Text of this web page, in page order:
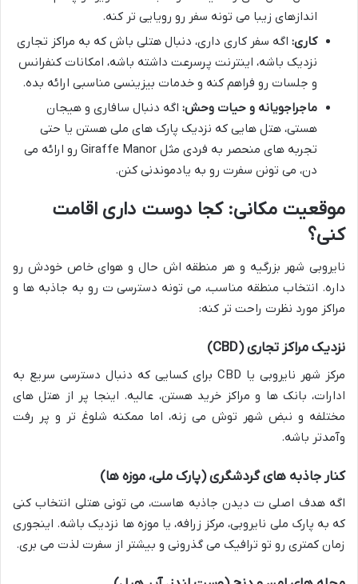
اندازهای زیبا می تونه سفر رو رویایی تر کنه.
کاری: اگه سفر کاری داری، دنبال هتلی باش که به مراکز تجاری
نزدیک باشه، اینترنت پرسرعت داشته باشه، امکانات کنفرانس
و جلسات رو فراهم کنه و خدمات بیزینسی مناسبی ارائه بده.
ماجراجویانه و حیات وحش: اگه دنبال سافاری و هیجان
هستی، هتل هایی که نزدیک پارک های ملی هستن یا حتی
تجربه های منحصر به فردی مثل Giraffe Manor رو ارائه می
دن، می تونن سفرت رو به یادموندنی کنن.
موقعیت مکانی: کجا دوست داری اقامت
کنی؟
نایروبی شهر بزرگیه و هر منطقه اش حال و هوای خاص خودش رو
داره. انتخاب منطقه مناسب، می تونه دسترسی ت رو به جاذبه ها و
مراکز مورد نظرت راحت تر کنه:
نزدیک مراکز تجاری (CBD)
مرکز شهر نایروبی یا CBD برای کسایی که دنبال دسترسی سریع به
ادارات، بانک ها و مراکز خرید هستن، عالیه. اینجا پر از هتل های
مختلفه و نبض شهر توش می زنه، اما ممکنه شلوغ تر و پر رفت
وآمدتر باشه.
کنار جاذبه های گردشگری (پارک ملی، موزه ها)
اگه هدف اصلی ت دیدن جاذبه هاست، می تونی هتلی انتخاب کنی
که به پارک ملی نایروبی، مرکز زرافه، یا موزه ها نزدیک باشه. اینجوری
زمان کمتری رو تو ترافیک می گذرونی و بیشتر از سفرت لذت می بری.